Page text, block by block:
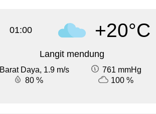
01:00 +20°C
Langit mendung
Barat Daya, 1.9 m/s
761 mmHg
80 %
100 %